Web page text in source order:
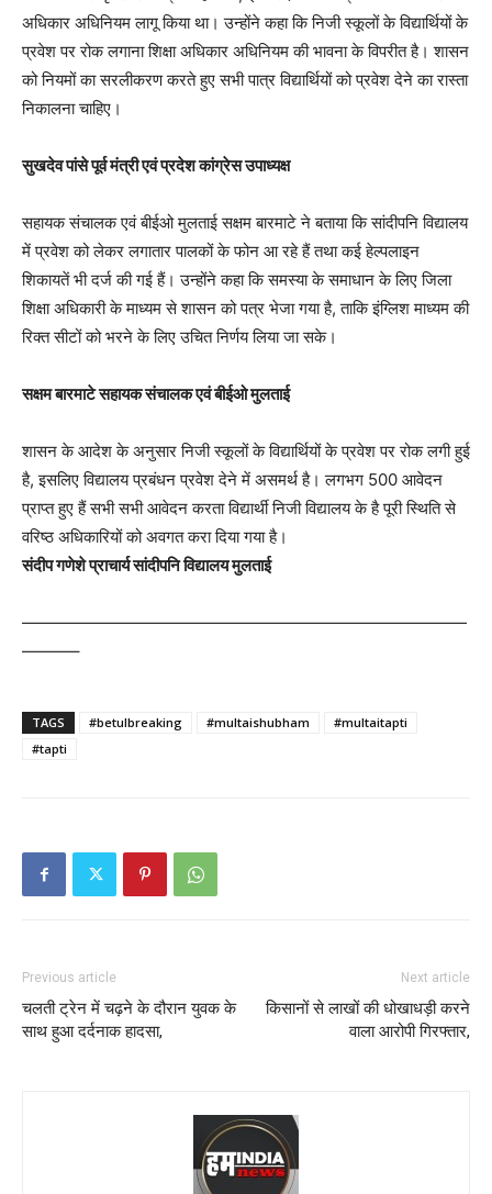
अधिकार अधिनियम लागू किया था। उन्होंने कहा कि निजी स्कूलों के विद्यार्थियों के
प्रवेश पर रोक लगाना शिक्षा अधिकार अधिनियम की भावना के विपरीत है। शासन
को नियमों का सरलीकरण करते हुए सभी पात्र विद्यार्थियों को प्रवेश देने का रास्ता
निकालना चाहिए।
सुखदेव पांसे पूर्व मंत्री एवं प्रदेश कांग्रेस उपाध्यक्ष
सहायक संचालक एवं बीईओ मुलताई सक्षम बारमाटे ने बताया कि सांदीपनि विद्यालय
में प्रवेश को लेकर लगातार पालकों के फोन आ रहे हैं तथा कई हेल्पलाइन
शिकायतें भी दर्ज की गई हैं। उन्होंने कहा कि समस्या के समाधान के लिए जिला
शिक्षा अधिकारी के माध्यम से शासन को पत्र भेजा गया है, ताकि इंग्लिश माध्यम की
रिक्त सीटों को भरने के लिए उचित निर्णय लिया जा सके।
सक्षम बारमाटे सहायक संचालक एवं बीईओ मुलताई
शासन के आदेश के अनुसार निजी स्कूलों के विद्यार्थियों के प्रवेश पर रोक लगी हुई
है, इसलिए विद्यालय प्रबंधन प्रवेश देने में असमर्थ है। लगभग 500 आवेदन
प्राप्त हुए हैं सभी सभी आवेदन करता विद्यार्थी निजी विद्यालय के है पूरी स्थिति से
वरिष्ठ अधिकारियों को अवगत करा दिया गया है।
संदीप गणेशे प्राचार्य सांदीपनि विद्यालय मुलताई
———————————————————————————
———–
TAGS #betulbreaking #multaishubham
#multaitapti
#tapti
Previous article
चलती ट्रेन में चढ़ने के दौरान युवक के
साथ हुआ दर्दनाक हादसा,
Next article
किसानों से लाखों की धोखाधड़ी करने
वाला आरोपी गिरफ्तार,